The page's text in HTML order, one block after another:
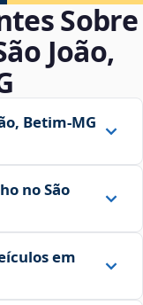
Sobre
João,
Betim‑MG
no São
em